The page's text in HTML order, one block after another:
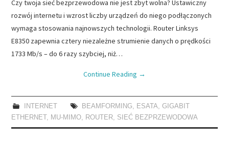
Czy twoja sieć bezprzewodowa nie jest zbyt wolna? Ustawiczny
rozwój internetu i wzrost liczby urządzeń do niego podłączonych
wymaga stosowania najnowszych technologii. Router Linksys
E8350 zapewnia cztery niezależne strumienie danych o prędkości
1733 Mb/s – do 6 razy szybciej, niż…
Continue Reading →
INTERNET BEAMFORMING, ESATA, GIGABIT
ETHERNET , MU-MIMO, ROUTER, SIEĆ BEZPRZEWODOWA